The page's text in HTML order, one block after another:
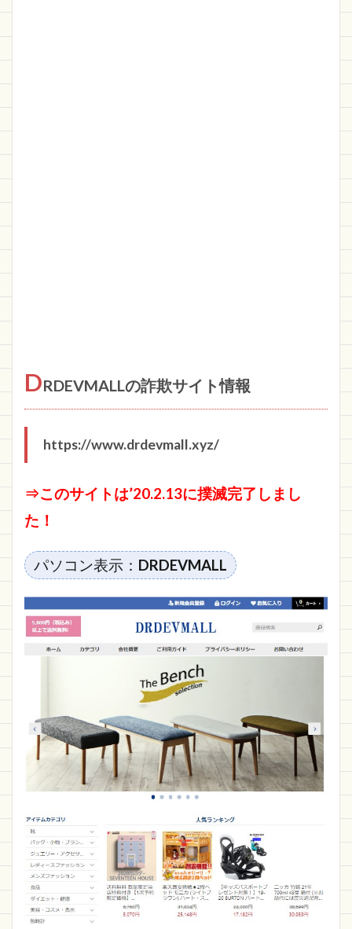
DRDEVMALLの詐欺サイト情報
https://www.drdevmall.xyz/
⇒このサイトは’20.2.13に撲滅完了しまし
た！
パソコン表示： DRDEVMALL